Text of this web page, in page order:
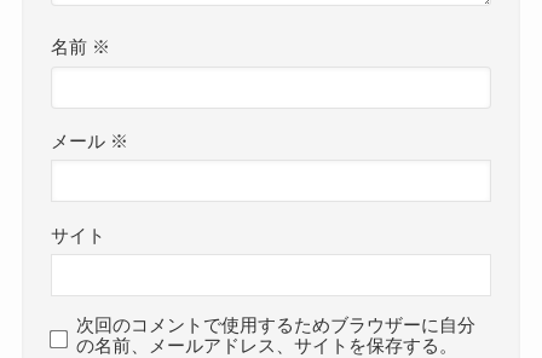
名前 ※
メール ※
サイト
次回のコメントで使用するためブラウザーに自分
の名前、メールアドレス、サイトを保存する。